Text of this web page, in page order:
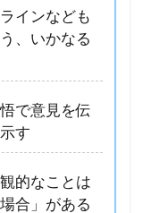
インなども
、いかなる
で意見を伝
す
的なことは
合」がある